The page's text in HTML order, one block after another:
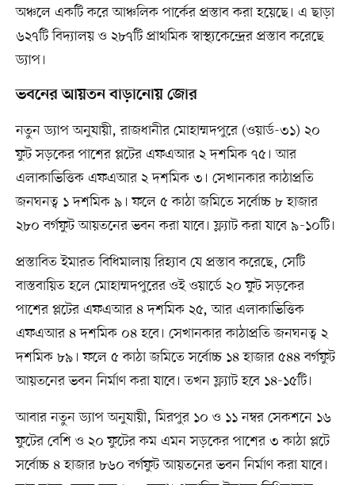
অঞ্চলে একটি করে আঞ্চলিক পার্কের প্রস্তাব করা হয়েছে। এ ছাড়া
৬২৭টি বিদ্যালয় ও ২৮৭টি প্রাথমিক স্বাস্থ্যকেন্দ্রের প্রস্তাব করেছে
ড্যাপ।
ভবনের আয়তন বাড়ানোয় জোর
নতুন ড্যাপ অনুযায়ী, রাজধানীর মোহাম্মদপুরে (ওয়ার্ড-৩১) ২০
ফুট সড়কের পাশের প্লটের এফএআর ২ দশমিক ৭৫। আর
এলাকাভিত্তিক এফএআর ২ দশমিক ৩। সেখানকার কাঠাপ্রতি
জনঘনত্ব ১ দশমিক ৯। ফলে ৫ কাঠা জমিতে সর্বোচ্চ ৮ হাজার
২৮০ বর্গফুট আয়তনের ভবন করা যাবে। ফ্ল্যাট করা যাবে ৯-১০টি।
প্রস্তাবিত ইমারত বিধিমালায় রিহ্যাব যে প্রস্তাব করেছে, সেটি
বাস্তবায়িত হলে মোহাম্মদপুরের ওই ওয়ার্ডে ২০ ফুট সড়কের
পাশের প্লটের এফএআর ৪ দশমিক ২৫, আর এলাকাভিত্তিক
এফএআর ৪ দশমিক ০৪ হবে। সেখানকার কাঠাপ্রতি জনঘনত্ব ২
দশমিক ৮৯। ফলে ৫ কাঠা জমিতে সর্বোচ্চ ১৪ হাজার ৫৪৪ বর্গফুট
আয়তনের ভবন নির্মাণ করা যাবে। তখন ফ্ল্যাট হবে ১৪-১৫টি।
আবার নতুন ড্যাপ অনুযায়ী, মিরপুর ১০ ও ১১ নম্বর সেকশনে ১৬
ফুটের বেশি ও ২০ ফুটের কম এমন সড়কের পাশের ৩ কাঠা প্লটে
সর্বোচ্চ ৪ হাজার ৮৬০ বর্গফুট আয়তনের ভবন নির্মাণ করা যাবে।